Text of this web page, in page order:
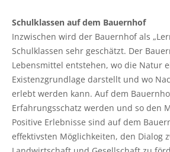
Schulklassen auf dem Bauernhof
Inzwischen wird der Bauernhof als
Schulklassen sehr geschätzt. Der
Lebensmittel entstehen, wo die Natur
Existenzgrundlage darstellt und wo
erlebt werden kann. Auf dem
Erfahrungsschatz werden und so den
Positive Erlebnisse sind auf dem
effektivsten Möglichkeiten, den Dialog